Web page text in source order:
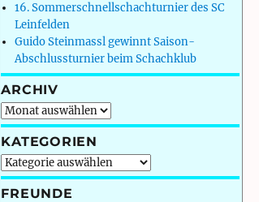
16. Sommerschnellschachturnier des SC
Leinfelden
Guido Steinmassl gewinnt Saison-
Abschlussturnier beim Schachklub
ARCHIV
Archiv
KATEGORIEN
Kategorien
FREUNDE